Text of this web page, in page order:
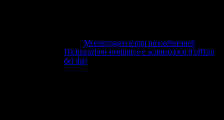
Monitoraggio tempi procedimentali
Dichiarazioni sostitutive e acquisizione d'ufficio
dei dati